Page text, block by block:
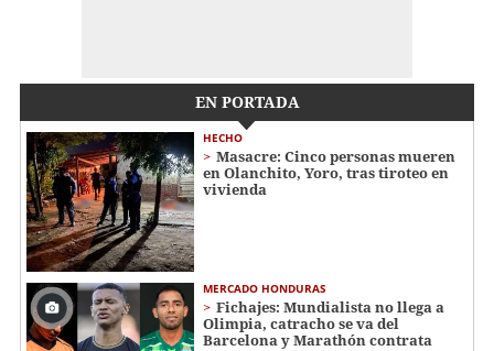
EN PORTADA
HECHO
Masacre: Cinco personas mueren
en Olanchito, Yoro, tras tiroteo en
vivienda
MERCADO HONDURAS
Fichajes: Mundialista no llega a
Olimpia, catracho se va del
Barcelona y Marathón contrata